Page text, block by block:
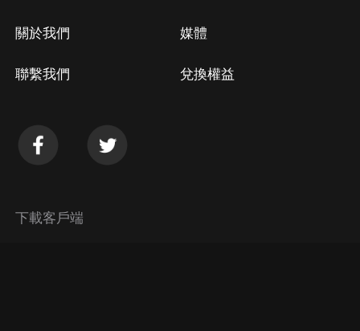
關於我們
聯繫我們
媒體
兌換權益
下載客戶端